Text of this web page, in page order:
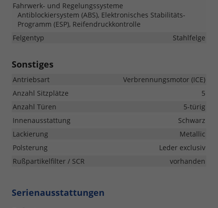
Fahrwerk- und Regelungssysteme
Antiblockiersystem (ABS), Elektronisches Stabilitäts-
Programm (ESP), Reifendruckkontrolle
Felgentyp
Stahlfelge
Sonstiges
Antriebsart
Verbrennungsmotor (ICE)
Anzahl Sitzplätze
5
Anzahl Türen
5-türig
Innenausstattung
Schwarz
Lackierung
Metallic
Polsterung
Leder exclusiv
Rußpartikelfilter / SCR
vorhanden
Serienausstattungen